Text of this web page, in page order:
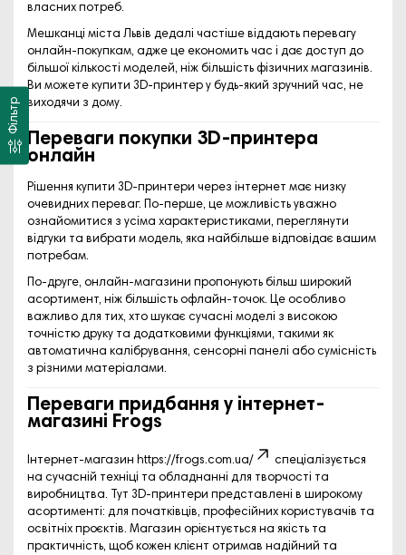
Фільтр
власних потреб.
Мешканці міста Львів дедалі частіше віддають перевагу
онлайн-покупкам, адже це економить час і дає доступ до
більшої кількості моделей, ніж більшість фізичних магазинів.
Ви можете купити 3D-принтер у будь-який зручний час, не
виходячи з дому.
Переваги покупки 3D-принтера
онлайн
Рішення купити 3D-принтери через інтернет має низку
очевидних переваг. По-перше, це можливість уважно
ознайомитися з усіма характеристиками, переглянути
відгуки та вибрати модель, яка найбільше відповідає вашим
потребам.
По-друге, онлайн-магазини пропонують більш широкий
асортимент, ніж більшість офлайн-точок. Це особливо
важливо для тих, хто шукає сучасні моделі з високою
точністю друку та додатковими функціями, такими як
автоматична калібрування, сенсорні панелі або сумісність
з різними матеріалами.
Переваги придбання у інтернет-
магазині Frogs
Інтернет-магазин https://frogs.com.ua/
спеціалізується
на сучасній техніці та обладнанні для творчості та
виробництва. Тут 3D-принтери представлені в широкому
асортименті: для початківців, професійних користувачів та
освітніх проєктів. Магазин орієнтується на якість та
практичність, щоб кожен клієнт отримав надійний та